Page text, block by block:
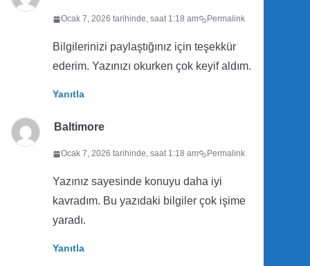
Ocak 7, 2026 tarihinde, saat 1:18 am Permalink
Bilgilerinizi paylaştığınız için teşekkür
ederim. Yazınızı okurken çok keyif aldım.
Yanıtla
Baltimore
Ocak 7, 2026 tarihinde, saat 1:18 am Permalink
Yazınız sayesinde konuyu daha iyi
kavradım. Bu yazıdaki bilgiler çok işime
yaradı.
Yanıtla